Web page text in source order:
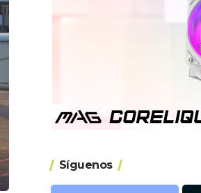
Síguenos